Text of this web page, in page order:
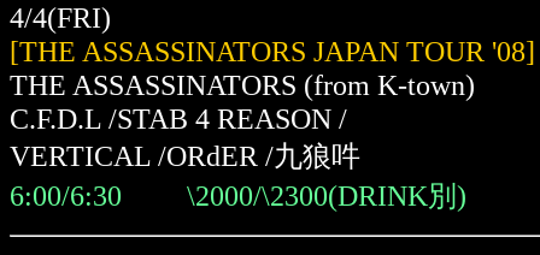
4/4(FRI)
[THE ASSASSINATORS JAPAN TOUR '08]
THE ASSASSINATORS (from K-town)
C.F.D.L /STAB 4 REASON /
VERTICAL /ORdER /九狼吽
6:00/6:30 \2000/\2300(DRINK別)